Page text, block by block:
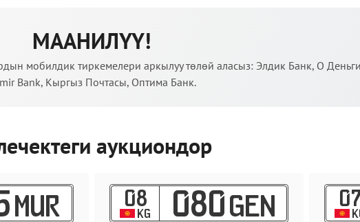
МААНИЛҮҮ!
мобилдик тиркемелери аркылуу төлөй аласыз: Элдик Банк, О
Bank, Кыргыз Почтасы, Оптима Банк.
аукциондор
MUR 08
KG 080 GEN